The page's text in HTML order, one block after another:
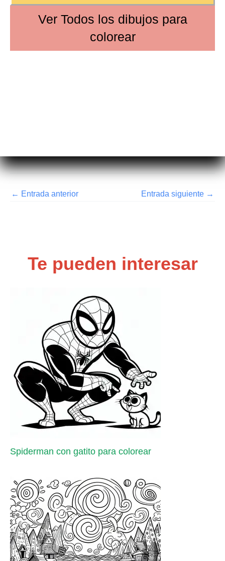
Ver Todos los dibujos para
colorear
← Entrada anterior Entrada siguiente →
Te pueden interesar
Spiderman con gatito para colorear